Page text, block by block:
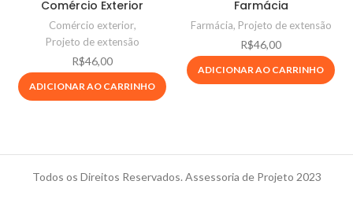
Comércio Exterior
Comércio exterior,
Projeto de extensão
R$46,00
ADICIONAR AO CARRINHO
Farmácia
Farmácia, Projeto de extensão
R$46,00
ADICIONAR AO CARRINHO
Todos os Direitos Reservados. Assessoria de Projeto 2023